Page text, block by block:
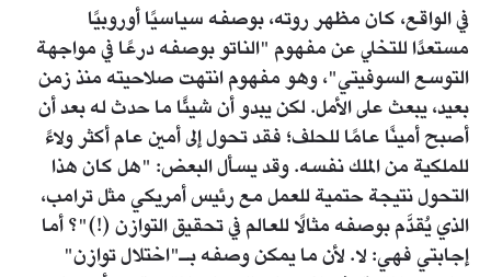
في الواقع، كان مظهر روته، بوصفه سياسيًا أوروبيًا
مستعدًا للتخلي عن مفهوم "الناتو بوصفه درعًا في مواجهة
التوسع السوفيتي"، وهو مفهوم انتهت صلاحيته منذ زمن
بعيد، يبعث على الأمل. لكن يبدو أن شيئًا ما حدث له بعد أن
أصبح أمينًا عامًا للحلف؛ فقد تحول إلى أمين عام أكثر ولاءً
للملكية من الملك نفسه. وقد يسأل البعض: "هل كان هذا
التحول نتيجة حتمية للعمل مع رئيس أمريكي مثل ترامب،
الذي يُقدَّم بوصفه مثالًا للعالم في تحقيق التوازن (!)"؟ أما
إجابتي فهي: لا. لأن ما يمكن وصفه بـ"اختلال توازن"